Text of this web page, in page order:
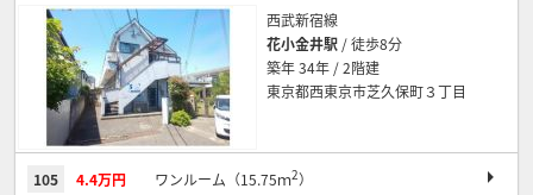
西武新宿線
花小金井駅 / 徒歩8分
築年 34年 / 2階建
東京都西東京市芝久保町３丁目
105 4.4万円 ワンルーム（15.75ｍ2）